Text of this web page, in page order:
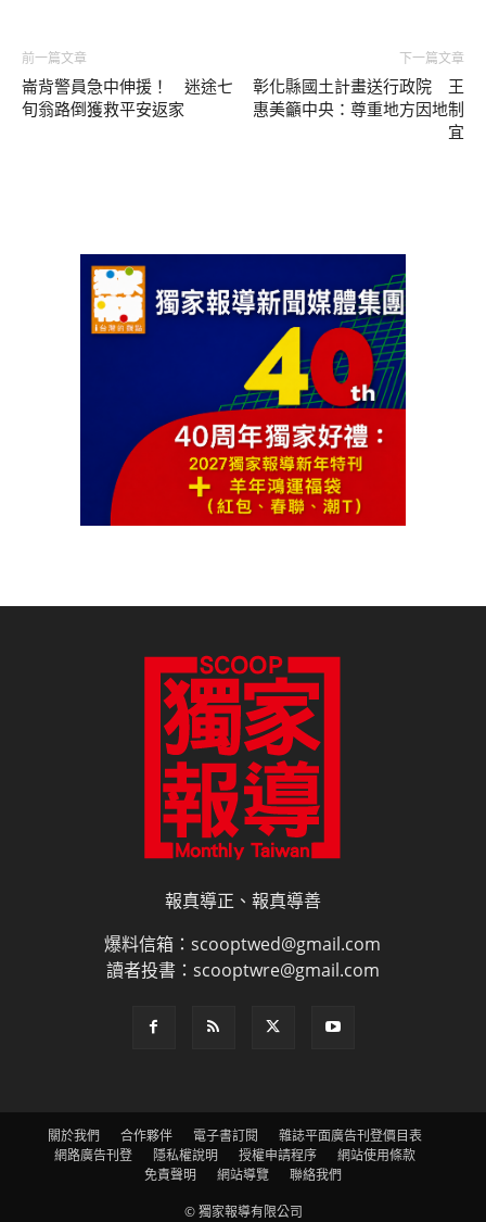
前一篇文章
崙背警員急中伸援！ 迷途七
旬翁路倒獲救平安返家
下一篇文章
彰化縣國土計畫送行政院 王
惠美籲中央：尊重地方因地制
宜
報真導正、報真導善
爆料信箱：scooptwed@gmail.com
讀者投書：scooptwre@gmail.com
關於我們 合作夥伴 電子書訂閱
雜誌平面廣告刊登價目表
網路廣告刊登
隱私權說明 授權申請程序
網站使用條款
免責聲明
網站導覽
聯絡我們
© 獨家報導有限公司